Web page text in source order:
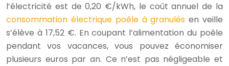
l’électricité est de 0,20 €/kWh, le coût annuel de la
consommation électrique poêle à granulésen veille
s’élève à 17,52 €. En coupant l’alimentation du poêle
pendant vos vacances, vous pouvez économiser
plusieurs euros par an. Ce n’est pas négligeable et